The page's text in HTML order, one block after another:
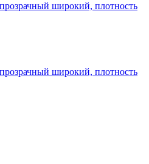
широкий, плотность
широкий, плотность